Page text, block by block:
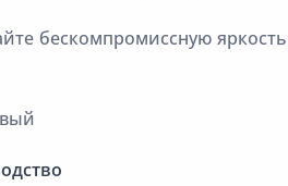
бескомпромиссную